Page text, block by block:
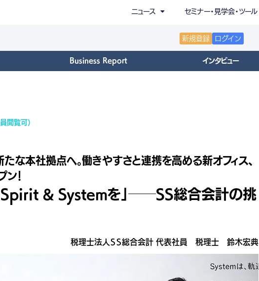
ニュース セミナー・見学会・ツール
新規登録 ログイン
Business Report インタビュー
閲覧可）
な本社拠点へ。働きやすさと連携を高める新オフィス、
！
Spirit & Systemを」──SS総合会計の挑
税理士法人ＳＳ総合会計 代表社員 税理士 鈴木宏典